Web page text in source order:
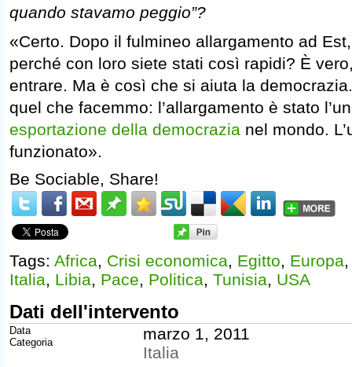
quando stavamo peggio”?
«Certo. Dopo il fulmineo allargamento ad
perché con loro siete stati così rapidi? È
entrare. Ma è così che si aiuta la
quel che facemmo: l’allargamento è stato
esportazione della democrazia nel mondo.
funzionato».
Be Sociable, Share!
Tags: Africa, Crisi economica, Egitto, Europa
Italia, Libia, Pace, Politica, Tunisia, USA
Dati dell'intervento
Data
Categoria
marzo 1, 2011
Italia